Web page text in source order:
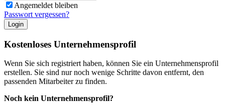
Angemeldet bleiben
Passwort vergessen?
Login
Kostenloses Unternehmensprofil
Wenn Sie sich registriert haben, können Sie ein Unternehmensprofil
erstellen. Sie sind nur noch wenige Schritte davon entfernt, den
passenden Mitarbeiter zu finden.
Noch kein Unternehmensprofil?